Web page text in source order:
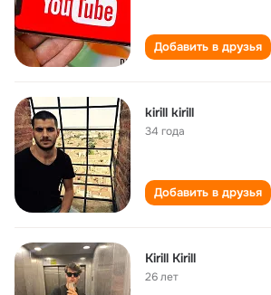
Добавить в друзья
kirill kirill
34 года
Добавить в друзья
Kirill Kirill
26 лет